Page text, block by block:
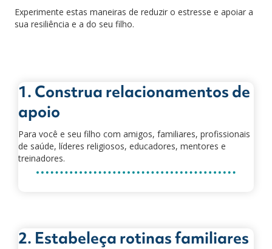
Experimente estas maneiras de reduzir o estresse e apoiar a
sua resiliência e a do seu filho.
1. Construa relacionamentos de
apoio
Para você e seu filho com amigos, familiares, profissionais
de saúde, líderes religiosos, educadores, mentores e
treinadores.
2. Estabeleça rotinas familiares